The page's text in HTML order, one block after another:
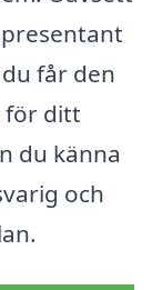
får den
för ditt
du känna
och